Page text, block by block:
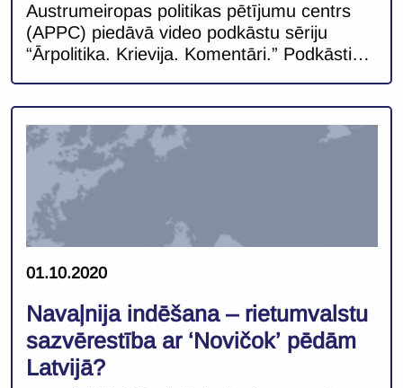
Austrumeiropas politikas pētījumu centrs
(APPC) piedāvā video podkāstu sēriju
“Ārpolitika. Krievija. Komentāri.” Podkāsti
eksperti un temati: Mārtiņš Kaprāns, APPC
asociētais pētnieks: “Kremļa apokaliptiskie
stāsti COVID – 19 kontekstā” Mārcis
Balodis, APPC pētnieks: Vai Baltkrievijas
nākotne ir Krievijas rokās? Andis Kudors,
Politologs, […]
01.10.2020
Navaļnija indēšana – rietumvalstu
sazvērestība ar ‘Novičok’ pēdām
Latvijā?